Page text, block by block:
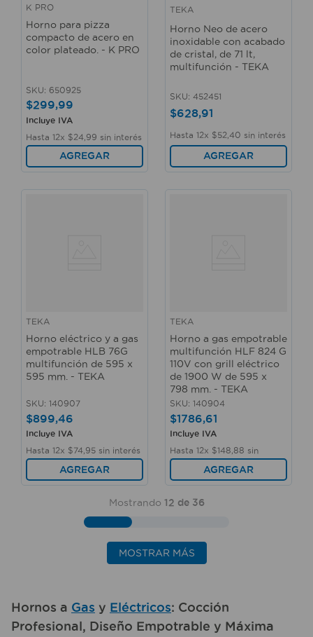
K PRO
Horno para pizza
compacto de acero en
color plateado. - K PRO
SKU: 650925
$299,99
Incluye IVA
Hasta 12x $24 99 sin interés
AGREGAR
TEKA
Horno Neo de acero
inoxidable con acabado
de cristal, de 71 lt,
multifunción - TEKA
SKU: 452451
$628,91
Hasta 12x $52 40 sin interés
AGREGAR
TEKA
Horno eléctrico y a gas
empotrable HLB 76G
multifunción de 595 x
595 mm. - TEKA
SKU: 140907
$899,46
Incluye IVA
Hasta 12x $74 95 sin interés
AGREGAR
TEKA
Horno a gas empotrable
multifunción HLF 824 G
110V con grill eléctrico
de 1900 W de 595 x
798 mm. - TEKA
SKU: 140904
$1786,61
Incluye IVA
Hasta 12x $148 88 sin
interés
AGREGAR
Mostrando 12 de 36
MOSTRAR MÁS
Hornos a Gas y Eléctricos: Cocción
Profesional, Diseño Empotrable y Máxima